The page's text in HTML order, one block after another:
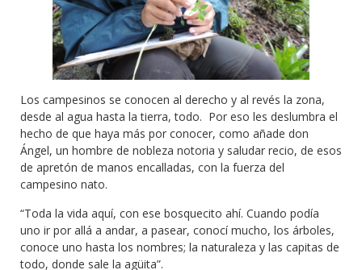
Los campesinos se conocen al derecho y al revés la zona,
desde al agua hasta la tierra, todo. Por eso les deslumbra el
hecho de que haya más por conocer, como añade don
Ángel, un hombre de nobleza notoria y saludar recio, de esos
de apretón de manos encalladas, con la fuerza del
campesino nato.
“Toda la vida aquí, con ese bosquecito ahí. Cuando podía
uno ir por allá a andar, a pasear, conocí mucho, los árboles,
conoce uno hasta los nombres; la naturaleza y las capitas de
todo, donde sale la agüita”.